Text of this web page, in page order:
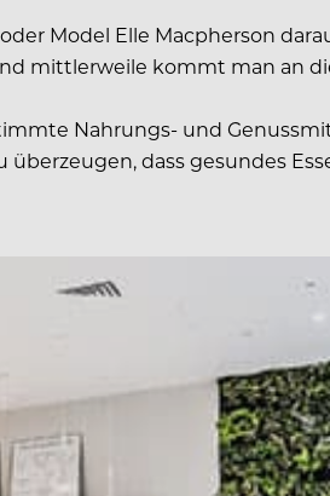
Model Elle Macpherson
mittlerweile kommt man an
Nahrungs- und
dass gesundes